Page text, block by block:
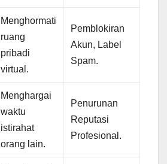
Menghormati
ruang
pribadi
virtual.
Pemblokiran
Akun, Label
Spam.
Menghargai
waktu
istirahat
orang lain.
Penurunan
Reputasi
Profesional.